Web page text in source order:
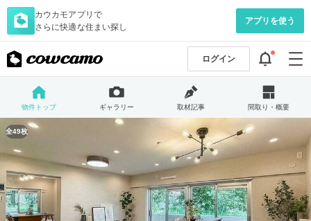
カウカモアプリで
さらに快適な住まい探し
アプリを使う
ログイン
物件トップ ギャラリー 取材記事 間取り・概要
全49枚